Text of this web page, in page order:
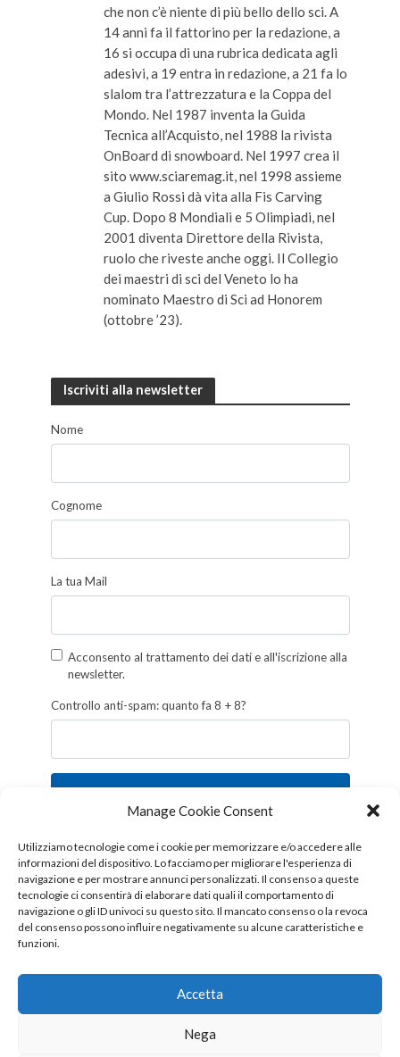
Manage Cookie Consent
Utilizziamo tecnologie come i cookie per memorizzare e/o accedere alle
informazioni del dispositivo. Lo facciamo per migliorare l'esperienza di
navigazione e per mostrare annunci personalizzati. Il consenso a queste
tecnologie ci consentirà di elaborare dati quali il comportamento di
navigazione o gli ID univoci su questo sito. Il mancato consenso o la revoca
del consenso possono influire negativamente su alcune caratteristiche e
funzioni.
Accetta
Nega
che non c’è niente di più bello dello sci. A
14 anni fa il fattorino per la redazione, a
16 si occupa di una rubrica dedicata agli
adesivi, a 19 entra in redazione, a 21 fa lo
slalom tra l’attrezzatura e la Coppa del
Mondo. Nel 1987 inventa la Guida
Tecnica all’Acquisto, nel 1988 la rivista
OnBoard di snowboard. Nel 1997 crea il
sito www.sciaremag.it, nel 1998 assieme
a Giulio Rossi dà vita alla Fis Carving
Cup. Dopo 8 Mondiali e 5 Olimpiadi, nel
2001 diventa Direttore della Rivista,
ruolo che riveste anche oggi. Il Collegio
dei maestri di sci del Veneto lo ha
nominato Maestro di Sci ad Honorem
(ottobre ’23).
Iscriviti alla newsletter
Nome
Cognome
La tua Mail
Acconsento al trattamento dei dati e all'iscrizione alla
newsletter.
Controllo anti-spam: quanto fa 8 + 8?
Follow us!